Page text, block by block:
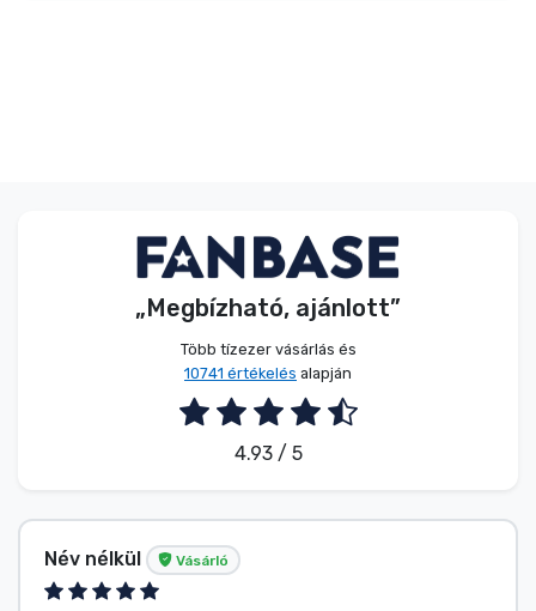
„Megbízható, ajánlott”
Több tízezer vásárlás és
10741 értékelés alapján
4.93 / 5
Név nélkül Vásárló
Terméktípusok